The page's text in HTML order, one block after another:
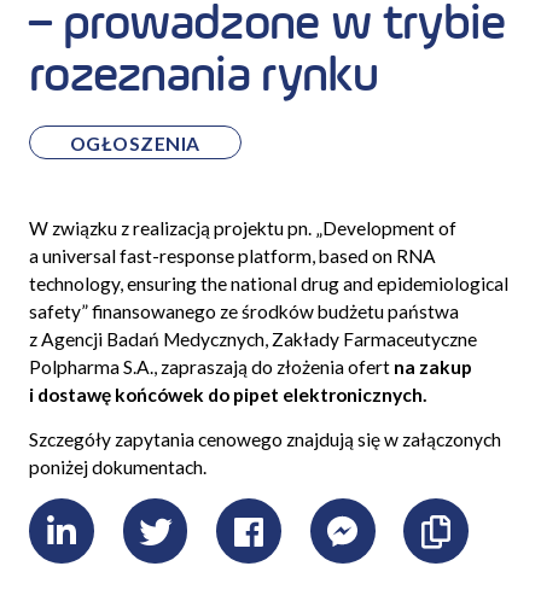
– prowadzone w trybie
rozeznania rynku
OGŁOSZENIA
W związku z realizacją projektu pn. „Development of
a universal fast-response platform, based on RNA
technology, ensuring the national drug and epidemiological
safety” finansowanego ze środków budżetu państwa
z Agencji Badań Medycznych, Zakłady Farmaceutyczne
Polpharma S.A., zapraszają do złożenia ofert na zakup
i dostawę końcówek do pipet elektronicznych.
Szczegóły zapytania cenowego znajdują się w załączonych
poniżej dokumentach.
LinkedInTwitterFacebookMessenger